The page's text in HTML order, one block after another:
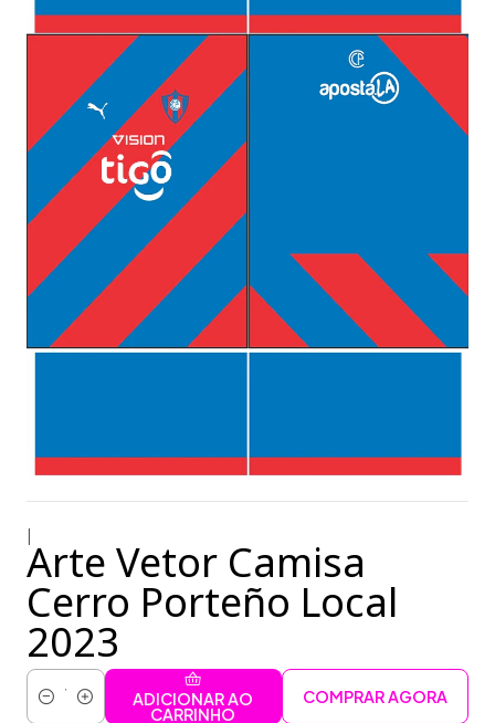
Arte Vetor Camisa
Cerro Porteño Local
2023
Quantidade
ADICIONAR AO
CARRINHO
COMPRAR AGORA